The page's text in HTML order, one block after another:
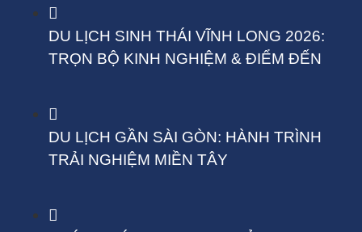
DU LỊCH SINH THÁI VĨNH LONG 2026:
TRỌN BỘ KINH NGHIỆM & ĐIỂM ĐẾN
DU LỊCH GẦN SÀI GÒN: HÀNH TRÌNH
TRẢI NGHIỆM MIỀN TÂY